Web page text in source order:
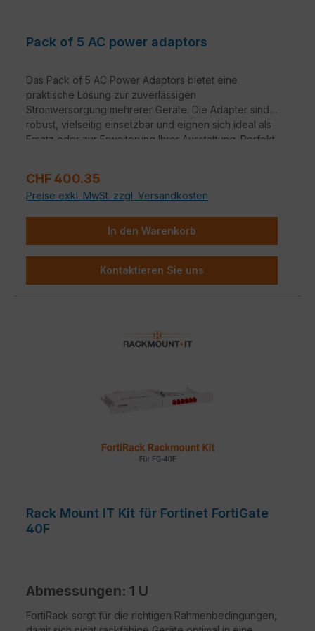
Pack of 5 AC power adaptors
Das Pack of 5 AC Power Adaptors bietet eine
praktische Lösung zur zuverlässigen
Stromversorgung mehrerer Geräte. Die Adapter sind
robust, vielseitig einsetzbar und eignen sich ideal als
Ersatz oder zur Erweiterung Ihrer Ausstattung. Perfekt
Regulärer Preis:
CHF 400.35
Preise exkl. MwSt. zzgl. Versandkosten
In den Warenkorb
Kontaktieren Sie uns
Rack Mount IT Kit für Fortinet FortiGate
40F
Abmessungen: 1 U
FortiRack sorgt für die richtigen Rahmenbedingungen,